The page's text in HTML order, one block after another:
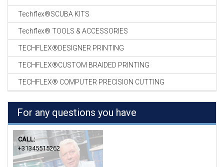
Techflex®SCUBA KITS
Techflex® TOOLS & ACCESSORIES
TECHFLEX®DESIGNER PRINTING
TECHFLEX®CUSTOM BRAIDED PRINTING
TECHFLEX® COMPUTER PRECISION CUTTING
For any questions you have
CALL:
+31345515262